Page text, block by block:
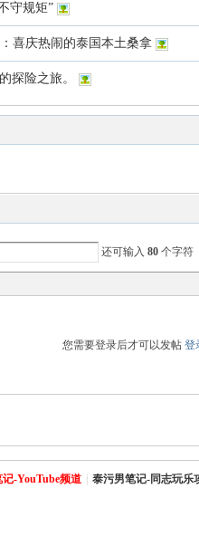
守规矩”
：喜庆热闹的泰国本土桑拿
探险之旅。
还可输入 80个字符
您需要登录后才可以发帖登
-YouTube频道 泰污男笔记-同志玩乐